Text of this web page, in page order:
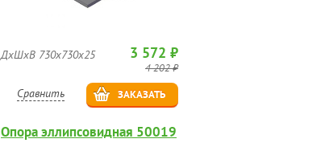
ДхШхВ 730х730х25 3 572 ₽
4 202 ₽
Сравнить ЗАКАЗАТЬ
Опора эллипсовидная 50019